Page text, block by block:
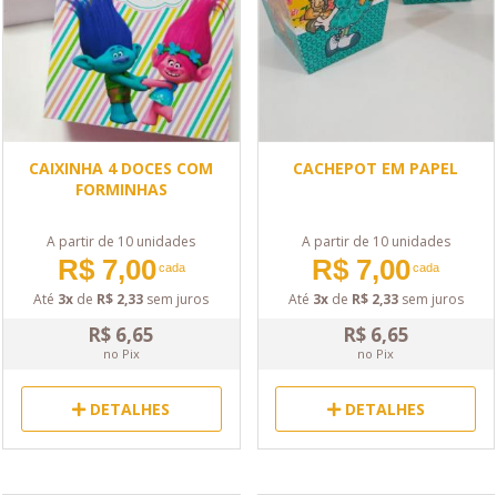
CAIXINHA 4 DOCES COM
FORMINHAS
A partir de 10 unidades
R$ 7,00cada
Até 3x de R$ 2,33 sem juros
R$ 6,65
no Pix
DETALHES
CACHEPOT EM PAPEL
A partir de 10 unidades
R$ 7,00cada
Até 3xde R$ 2,33sem juros
R$ 6,65
no Pix
DETALHES